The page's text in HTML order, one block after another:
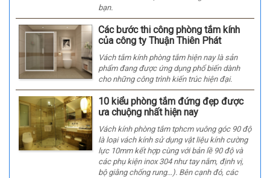
bạn.
Các bước thi công phòng tắm kính
của công ty Thuận Thiên Phát
Vách tắm kính phòng tắm hiện nay là sản
phẩm đang được ứng dụng phổ biến dành
cho những công trình kiến trúc hiện đại.
10 kiểu phòng tắm đứng đẹp được
ưa chuộng nhất hiện nay
Vách kính phòng tắm tphcm vuông góc 90 độ
là loại vách kính sử dụng vật liệu kính cường
lực 10mm kết hợp cùng với bản lề 90 độ và
các phụ kiện inox 304 như tay nắm, định vị,
bộ giằng chống rung…). Bên cạnh đó, các